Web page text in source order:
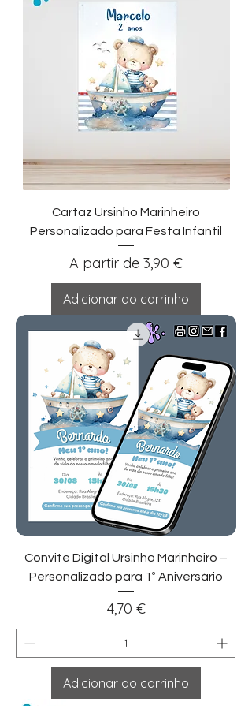
Cartaz Ursinho Marinheiro
Personalizado para Festa Infantil
A partir de 3,90 €
Preço promocional
Adicionar ao carrinho
Convite Digital Ursinho Marinheiro –
Personalizado para 1º Aniversário
Preço
4,70 €
Adicionar ao carrinho